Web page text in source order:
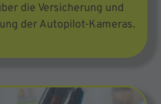
die Versicherung und
der Autopilot-Kameras.